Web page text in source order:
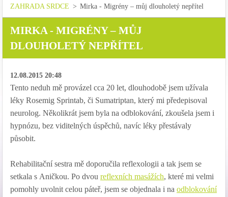
ZAHRADA SRDCE > Mirka - Migrény – můj dlouholetý nepřítel
MIRKA - MIGRÉNY – MŮJ
DLOUHOLETÝ NEPŘÍTEL
12.08.2015 20:48
Tento neduh mě provázel cca 20 let, dlouhodobě jsem užívala
léky Rosemig Sprintab, či Sumatriptan, který mi předepisoval
neurolog. Několikrát jsem byla na odblokování, zkoušela jsem i
hypnózu, bez viditelných úspěchů, navíc léky přestávaly
působit.
Rehabilitační sestra mě doporučila reflexologii a tak jsem se
setkala s Aničkou. Po dvou reflexních masážích, které mi velmi
pomohly uvolnit celou páteř, jsem se objednala i na odblokování